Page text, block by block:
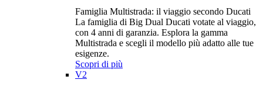
Famiglia Multistrada: il viaggio secondo Ducati
La famiglia di Big Dual Ducati votate al viaggio,
con 4 anni di garanzia. Esplora la gamma
Multistrada e scegli il modello più adatto alle tue
esigenze.
Scopri di più
V2